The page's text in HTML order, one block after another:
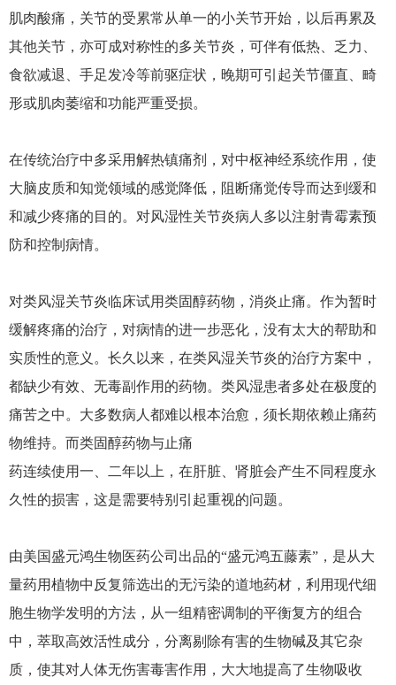
肌肉酸痛，关节的受累常从单一的小关节开始，以后再累及
其他关节，亦可成对称性的多关节炎，可伴有低热、乏力、
食欲减退、手足发冷等前驱症状，晚期可引起关节僵直、畸
形或肌肉萎缩和功能严重受损。
在传统治疗中多采用解热镇痛剂，对中枢神经系统作用，使
大脑皮质和知觉领域的感觉降低，阻断痛觉传导而达到缓和
和减少疼痛的目的。对风湿性关节炎病人多以注射青霉素预
防和控制病情。
对类风湿关节炎临床试用类固醇药物，消炎止痛。作为暂时
缓解疼痛的治疗，对病情的进一步恶化，没有太大的帮助和
实质性的意义。长久以来，在类风湿关节炎的治疗方案中，
都缺少有效、无毒副作用的药物。类风湿患者多处在极度的
痛苦之中。大多数病人都难以根本治愈，须长期依赖止痛药
物维持。而类固醇药物与止痛
药连续使用一、二年以上，在肝脏、肾脏会产生不同程度永
久性的损害，这是需要特别引起重视的问题。
由美国盛元鸿生物医药公司出品的“盛元鸿五藤素”，是从大
量药用植物中反复筛选出的无污染的道地药材，利用现代细
胞生物学发明的方法，从一组精密调制的平衡复方的组合
中，萃取高效活性成分，分离剔除有害的生物碱及其它杂
质，使其对人体无伤害毒害作用，大大地提高了生物吸收